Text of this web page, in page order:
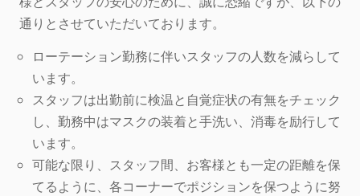
通りとさせていただいております。
ローテーション勤務に伴いスタッフの人数を減らして
います。
スタッフは出勤前に検温と自覚症状の有無をチェック
し、勤務中はマスクの装着と手洗い、消毒を励行して
います。
可能な限り、スタッフ間、お客様とも一定の距離を保
てるように、各コーナーでポジションを保つように努